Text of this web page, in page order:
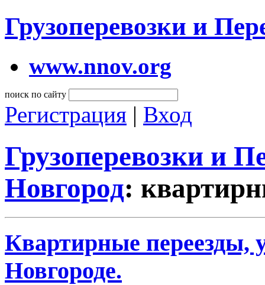
Грузоперевозки и
www.nnov.org
поиск по сайту
Регистрация | Вход
Грузоперевозки и
Новгород:
Квартирные переезды,
Новгороде.